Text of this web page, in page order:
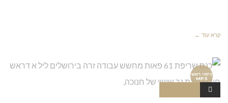
קרא עוד ←
כיסוי ראש
MP3